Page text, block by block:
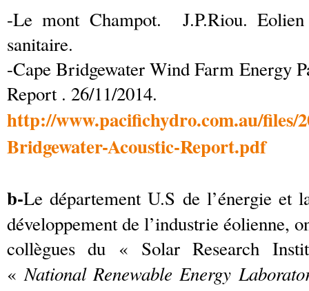
-Le mont Champot. J.P.Riou.
sanitaire.
-Cape Bridgewater Wind Farm Energy
Report . 26/11/2014.
http://www.pacifichydro.com.au/files/
Bridgewater-Acoustic-Report.pdf
b-Le département U.S de l’énergie et
développement de l’industrie éolienne,
collègues du « Solar Research
«National Renewable Energy